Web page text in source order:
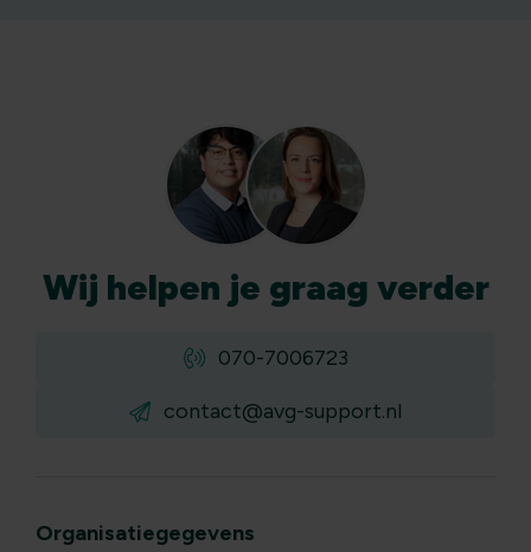
Wij helpen je graag verder
070-7006723
contact@avg-support.nl
Organisatiegegevens